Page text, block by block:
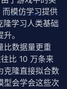
而模仿学习提供
学习人类基础
。
比数据量更重
比 10 万条来
克隆直接拟合数
型会学会这些次